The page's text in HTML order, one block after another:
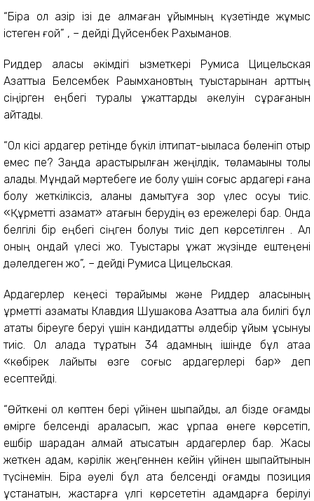
“Бірақ ол қазір ізі де қалмаған ұйымның күзетінде жұмыс
істеген ғой” , – дейді Дүйсенбек Рахымқанов.
Риддер қаласы әкімдігі қызметкері Румиса Цицельская
Азаттыққа Белсембек Рақымхановтың туыстарынан қарттың
сіңірген еңбегі туралы құжаттарды әкелуін сұрағанын
айтады.
“Ол кісі ардагер ретінде бүкіл ілтипат-ықыласқа бөленіп отыр
емес пе? Заңда қарастырылған жеңілдік, төламақыны толық
алады. Мұндай мәртебеге ие болу үшін соғыс ардагері ғана
болу жеткіліксіз, қаланы дамытуға зор үлес қосуы тиіс.
«Құрметті азамат» атағын берудің өз ережелері бар. Онда
белгілі бір еңбегі сіңген болуы тиіс деп көрсетілген . Ал
оның ондай үлесі жоқ. Туыстары құжат жүзінде ештеңені
дәлелдеген жоқ”, – дейді Румиса Цицельская.
Ардагерлер кеңесі төрайымы және Риддер қаласының
құрметті азаматы Клавдия Шушакова Азаттыққа қала билігі бұл
атақты біреуге беруі үшін кандидатты әлдебір ұйым ұсынуы
тиіс. Ол қалада тұратын 34 адамның ішінде бұл атаққа
«көбірек лайықты өзге соғыс ардагерлері бар» деп
есептейді.
“Өйткені ол көптен бері үйінен шықпайды, ал бізде қоғамдық
өмірге белсенді араласып, жас ұрпаққа өнеге көрсетіп,
ешбір шарадан қалмай қатысатын ардагерлер бар. Жасы
жеткен адам, кәрілік жеңгеннен кейін үйінен шықпайтынын
түсінемін. Бірақ әуелі бұл атақ белсенді қоғамдық позиция
ұстанатын, жастарға үлгі көрсететін адамдарға берілуі